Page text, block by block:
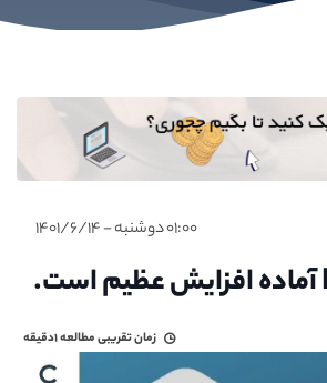
۰۱:۰۰ دوشنبه - ۱۴۰۱/۶/۱۴
زمان تقریبی مطالعه۱دقیقه